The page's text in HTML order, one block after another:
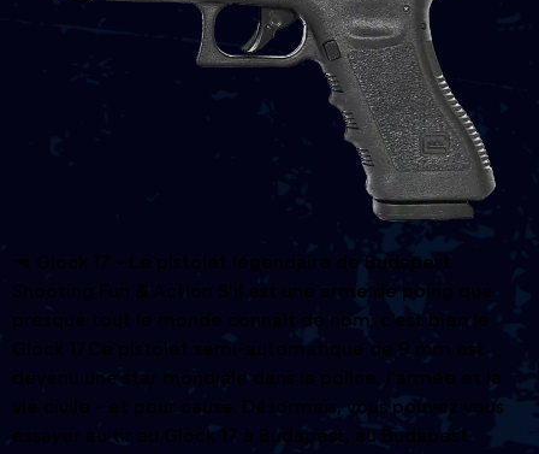
🔫 Glock 17 - Le pistolet légendaire de Budapest
Shooting Fun & Action S'il est une arme de poing que
presque tout le monde connaît de nom, c'est bien le
Glock 17.Ce pistolet semi-automatique de 9 mm est
devenu une star mondiale dans la police, l'armée et la
vie civile - et pour cause. Désormais, vous pouvez vous
essayer au tir au Glock 17 à Budapest, au Budapest